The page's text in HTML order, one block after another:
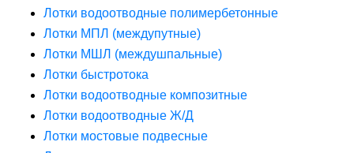
Лотки водоотводные полимербетонные
Лотки МПЛ (междупутные)
Лотки МШЛ (междушпальные)
Лотки быстротока
Лотки водоотводные композитные
Лотки водоотводные Ж/Д
Лотки мостовые подвесные